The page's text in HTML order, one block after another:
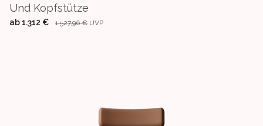
Und Kopfstütze
ab1.312 € 1.527,96 € UVP